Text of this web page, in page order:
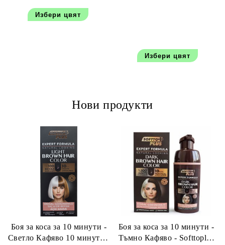
Избери цвят
Избери цвят
Нови продукти
Боя за коса за 10 минути -
Светло Кафяво 10 минути -
Боя за коса за 10 минути -
Тъмно Кафяво - Softtoplus